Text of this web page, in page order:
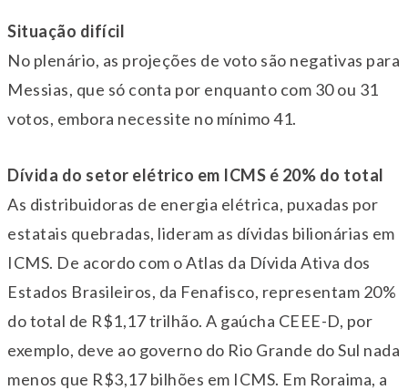
Situação difícil
No plenário, as projeções de voto são negativas para
Messias, que só conta por enquanto com 30 ou 31
votos, embora necessite no mínimo 41.
Dívida do setor elétrico em ICMS é 20% do total
As distribuidoras de energia elétrica, puxadas por
estatais quebradas, lideram as dívidas bilionárias em
ICMS. De acordo com o Atlas da Dívida Ativa dos
Estados Brasileiros, da Fenafisco, representam 20%
do total de R$1,17 trilhão. A gaúcha CEEE-D, por
exemplo, deve ao governo do Rio Grande do Sul nada
menos que R$3,17 bilhões em ICMS. Em Roraima, a